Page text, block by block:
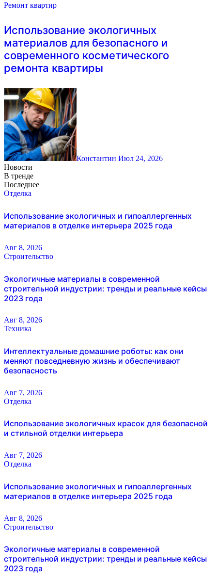
Ремонт квартир
Использование экологичных
материалов для безопасного и
современного косметического
ремонта квартиры
Константин Июл 24, 2026
Новости
В тренде
Последнее
Отделка
Использование экологичных и гипоаллергенных
материалов в отделке интерьера 2025 года
Авг 8, 2026
Строительство
Экологичные материалы в современной
строительной индустрии: тренды и реальные кейсы
2023 года
Авг 8, 2026
Техника
Интеллектуальные домашние роботы: как они
меняют повседневную жизнь и обеспечивают
безопасность
Авг 7, 2026
Отделка
Использование экологичных красок для безопасной
и стильной отделки интерьера
Авг 7, 2026
Отделка
Использование экологичных и гипоаллергенных
материалов в отделке интерьера 2025 года
Авг 8, 2026
Строительство
Экологичные материалы в современной
строительной индустрии: тренды и реальные кейсы
2023 года